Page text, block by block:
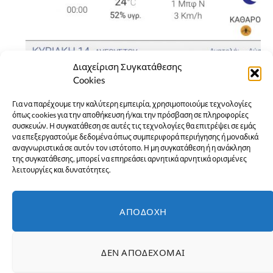
Διαχείριση Συγκατάθεσης
Cookies
Για να παρέχουμε την καλύτερη εμπειρία, χρησιμοποιούμε τεχνολογίες
όπως cookies για την αποθήκευση ή/και την πρόσβαση σε πληροφορίες
συσκευών. Η συγκατάθεση σε αυτές τις τεχνολογίες θα επιτρέψει σε εμάς
να επεξεργαστούμε δεδομένα όπως συμπεριφορά περιήγησης ή μοναδικά
αναγνωριστικά σε αυτόν τον ιστότοπο. Η μη συγκατάθεση ή η ανάκληση
της συγκατάθεσης, μπορεί να επηρεάσει αρνητικά αρνητικά ορισμένες
λειτουργίες και δυνατότητες.
ΑΠΟΔΟΧΉ
ΔΕΝ ΑΠΟΔΈΧΟΜΑΙ